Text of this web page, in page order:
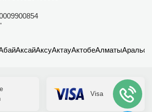
АксайАксуАктауАктобеАлматыАральск
Visa